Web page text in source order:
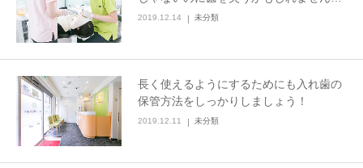
2019.12.14 未分類
長く使えるようにするためにも入れ歯の
保管方法をしっかりしましょう！
2019.12.11 未分類